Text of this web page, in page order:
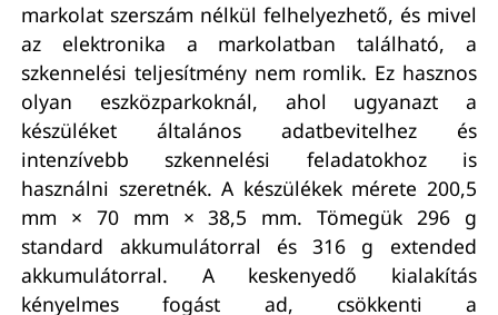
markolat szerszám nélkül felhelyezhető, és mivel
az elektronika a markolatban található, a
szkennelési teljesítmény nem romlik. Ez hasznos
olyan eszközparkoknál, ahol ugyanazt a
készüléket általános adatbevitelhez és
intenzívebb szkennelési feladatokhoz is
használni szeretnék. A készülékek mérete 200,5
mm × 70 mm × 38,5 mm. Tömegük 296 g
standard akkumulátorral és 316 g extended
akkumulátorral. A keskenyedő kialakítás
kényelmes fogást ad, csökkenti a